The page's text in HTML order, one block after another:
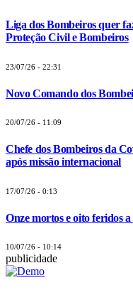
Liga dos Bombeiros quer
Proteção Civil e Bombeiros
23/07/26 - 22:31
Novo Comando dos
20/07/26 - 11:09
Chefe dos Bombeiros da
após missão internacional
17/07/26 - 0:13
Onze mortos e oito feridos
10/07/26 - 10:14
publicidade